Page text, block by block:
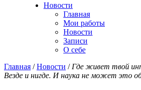
Новости
Главная
Мои работы
Новости
Записи
О себе
Главная /Новости / Где живет твой
Везде и нигде. И наука не может это